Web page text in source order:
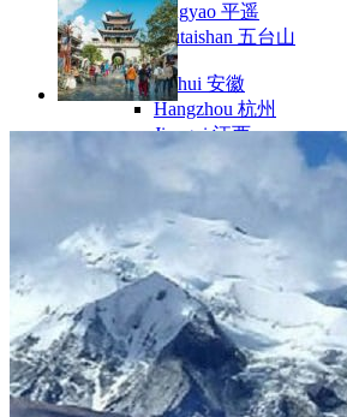
Pingyao 平遥
Wutaishan 五台山
Côte Est
Anhui 安徽
Hangzhou 杭州
Jiangxi 江西
Shandong 山东
Suzhou 苏州
Nord Ouest
Gansu 甘肃
Dunhuang – 敦煌
Jiayuguan – 嘉峪关
Qinghai 青海
Xi’an 西安市
Xinjiang 新疆